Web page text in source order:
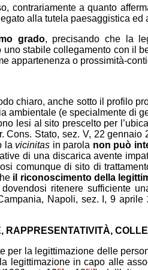
contrariamente a quanto
alla tutela paesaggistica
grado, precisando che la
stabile collegamento con il
appartenenza o prossimità-
chiaro, anche sotto il profilo
ambientale (e specialmente di
lesi al sito prescelto per
Cons. Stato, sez. V, 22 gennaio
la vicinitas in parola non può
di una discarica avente
comunque di sito di
il riconoscimento della
ritenere sufficiente
Napoli, sez. I, 9
per la legittimazione delle
legittimazione in capo alle